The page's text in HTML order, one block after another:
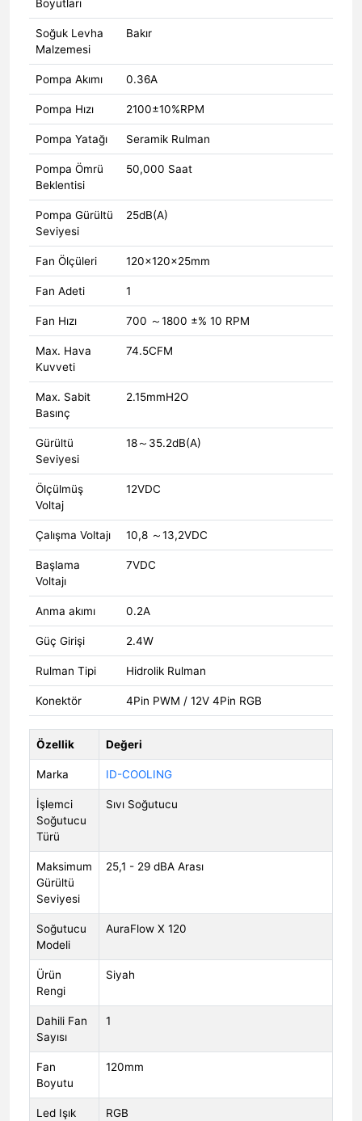
Boyutları
Soğuk Levha
Malzemesi
Bakır
Pompa Akımı 0.36A
Pompa Hızı 2100±10%RPM
Pompa Yatağı Seramik Rulman
Pompa Ömrü
Beklentisi
50,000 Saat
Pompa Gürültü
Seviyesi
25dB(A)
Fan Ölçüleri 120×120×25mm
Fan Adeti 1
Fan Hızı 700 ～1800 ±% 10 RPM
Max. Hava
Kuvveti
74.5CFM
Max. Sabit
Basınç
2.15mmH2O
Gürültü
Seviyesi
18～35.2dB(A)
Ölçülmüş
Voltaj
12VDC
Çalışma Voltajı 10,8 ～13,2VDC
Başlama
Voltajı
7VDC
Anma akımı 0.2A
Güç Girişi 2.4W
Rulman Tipi Hidrolik Rulman
Konektör 4Pin PWM / 12V 4Pin RGB
Özellik Değeri
Marka ID-COOLING
İşlemci
Soğutucu
Türü
Sıvı Soğutucu
Maksimum
Gürültü
Seviyesi
25,1 - 29 dBA Arası
Soğutucu
Modeli
AuraFlow X 120
Ürün
Rengi
Siyah
Dahili Fan
Sayısı
1
Fan
Boyutu
120mm
Led Işık
RGB